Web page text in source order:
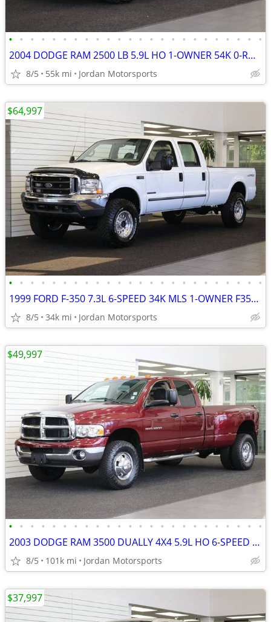
• • • • • • • • • • • • • • • • • • • • • • • •
2004 DODGE RAM 2500 LB 5.9L HO 1-OWNER 54K 0-RUST 3500 2005 2006 2007
8/5 55k mi Jordan Motorsports
• • • • • • • • • • • • • • • • • • • • • • • •
1999 FORD F-350 7.3L 6-SPEED 34K MLS 1-OWNER F350 F250 2000 2001 2002
8/5 34k mi Jordan Motorsports
$64,997
• • • • • • • • • • • • • • • • • • • • • • • •
2003 DODGE RAM 3500 DUALLY 4X4 5.9L HO 6-SPEED 1-OWNER 2004 2005 2006
8/5 101k mi Jordan Motorsports
$49,997
$37,997